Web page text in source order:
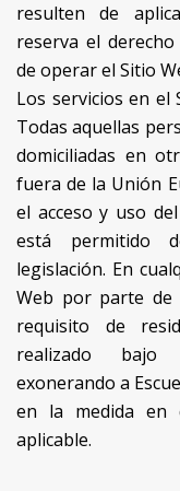
resulten de
reserva el
de operar el Sitio
Los servicios en el
Todas aquellas
domiciliadas en
fuera de la Unión
el acceso y uso
está permitido
legislación. En
Web por parte de
requisito de
realizado bajo
exonerando a
en la medida en
aplicable.